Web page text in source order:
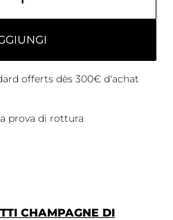
offerts dès 300€ d'achat
prova di rottura
CHAMPAGNE DI